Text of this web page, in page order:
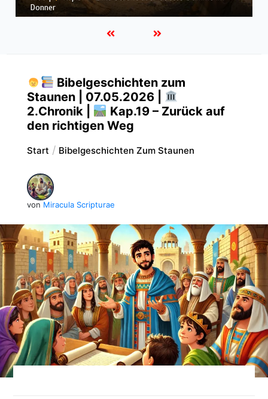
Hiob |
Kap.36 – Elihu spricht weiter von Gottes Größe
Bibelgeschichten zum
Staunen | 07.05.2026 |
2.Chronik |
Kap.19 – Zurück auf
den richtigen Weg
Start Bibelgeschichten Zum Staunen
von Miracula Scripturae